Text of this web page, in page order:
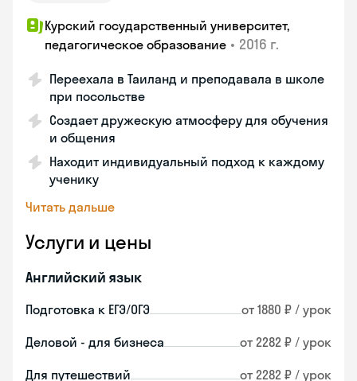
Курский государственный университет,
педагогическое образование • 2016 г.
Переехала в Таиланд и преподавала в школе
при посольстве
Создает дружескую атмосферу для обучения
и общения
Находит индивидуальный подход к каждому
ученику
Читать дальше
Услуги и цены
Английский язык
Подготовка к ЕГЭ/ОГЭ от 1880 ₽ / урок
Деловой - для бизнеса от 2282 ₽ / урок
Для путешествий от 2282 ₽ / урок